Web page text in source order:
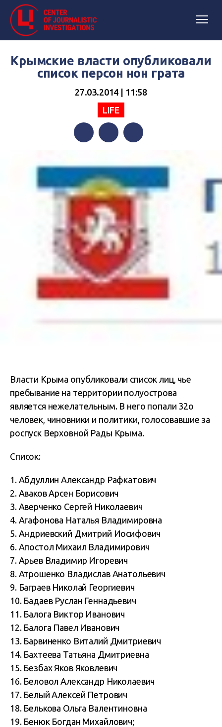
Крымские власти опубликовали
список персон нон грата
27.03.2014 | 11:58
LIFE
Власти Крыма опубликовали список лиц, чье
пребывание на территории полуострова
является нежелательным. В него попали 32о
человек, чиновники и политики, голосовавшие за
роспуск Верховной Рады Крыма.
Список:
1. Абдуллин Александр Рафкатович
2. Аваков Арсен Борисович
3. Аверченко Сергей Николаевич
4. Агафонова Наталья Владимировна
5. Андриевский Дмитрий Иосифович
6. Апостол Михаил Владимирович
7. Арьев Владимир Игоревич
8. Атрошенко Владислав Анатольевич
9. Баграев Николай Георгиевич
10. Бадаев Руслан Геннадьевич
11. Балога Виктор Иванович
12. Балога Павел Иванович
13. Барвиненко Виталий Дмитриевич
14. Бахтеева Татьяна Дмитриевна
15. Безбах Яков Яковлевич
16. Беловол Александр Николаевич
17. Белый Алексей Петрович
18. Белькова Ольга Валентиновна
19. Бенюк Богдан Михайлович;